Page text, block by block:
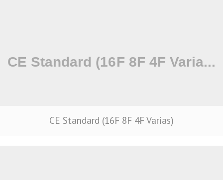
CE Standard (16F 8F 4F Varias)